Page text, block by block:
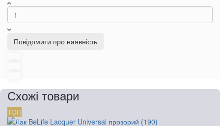
Повідомити про наявність
Схожі товари
ТОП